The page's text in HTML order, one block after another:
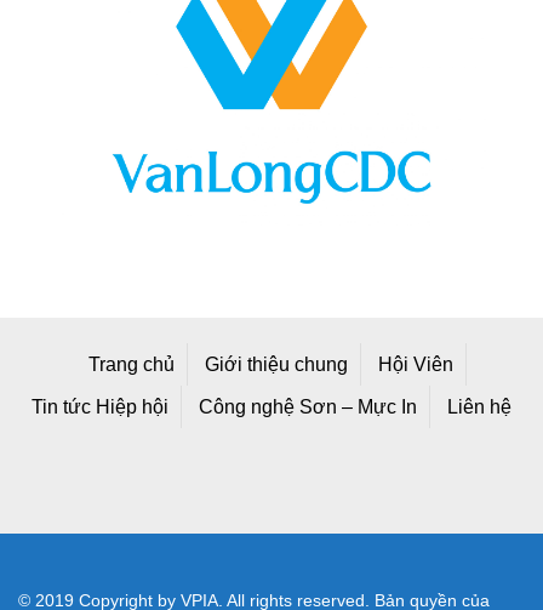
Trang chủ Giới thiệu chung Hội Viên
Tin tức Hiệp hội Công nghệ Sơn – Mực In Liên hệ
© 2019 Copyright by VPIA. All rights reserved. Bản quyền của